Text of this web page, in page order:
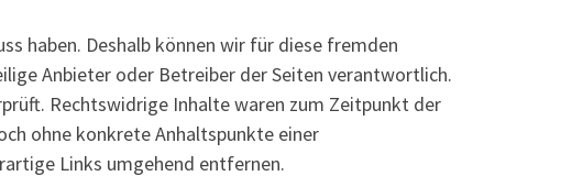
haben. Deshalb können wir für diese fremden
Anbieter oder Betreiber der Seiten verantwortlich.
Rechtswidrige Inhalte waren zum Zeitpunkt der
ohne konkrete Anhaltspunkte einer
Links umgehend entfernen.